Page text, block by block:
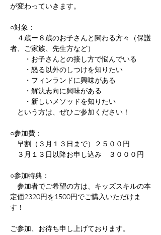
が変わっていきます。
○対象：
４歳ー８歳のお子さんと関わる方々（保護
者、ご家族、先生方など）
・お子さんとの接し方で悩んでいる
・怒る以外のしつけを知りたい
・フィンランドに興味がある
・解決志向に興味がある
・新しいメソッドを知りたい
という方は、ぜひご参加ください！
○参加費：
早割（３月１３日まで）２５００円
３月１３日以降お申し込み　３０００円
○参加特典：
参加者でご希望の方は、キッズスキルの本
定価2320円を1500円でご購入いただけま
す！
ご参加、お待ち申し上げております。